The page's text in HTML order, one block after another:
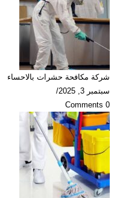
شركة مكافحة حشرات بالاحساء
سبتمبر 3, 2025
/
0 Comments